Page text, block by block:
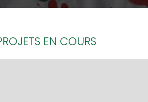
EN COURS